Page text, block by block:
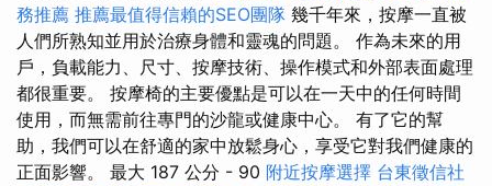
務推薦 推薦最值得信賴的SEO團隊 幾千年來，按摩一直被
人們所熟知並用於治療身體和靈魂的問題。 作為未來的用
戶，負載能力、尺寸、按摩技術、操作模式和外部表面處理
都很重要。 按摩椅的主要優點是可以在一天中的任何時間
使用，而無需前往專門的沙龍或健康中心。 有了它的幫
助，我們可以在舒適的家中放鬆身心，享受它對我們健康的
正面影響。 最大 187 公分 - 90 附近按摩選擇 台東徵信社